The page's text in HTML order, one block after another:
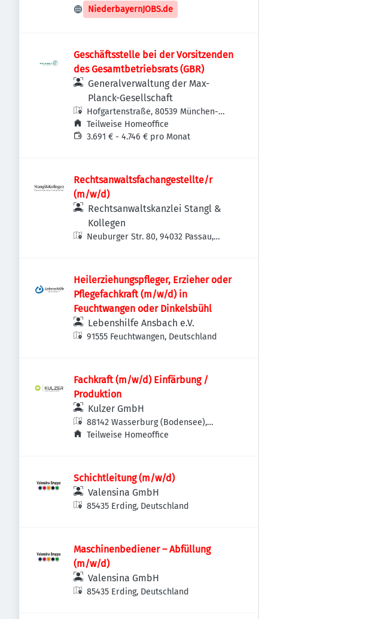
NiederbayernJOBS.de
Geschäftsstelle bei der Vorsitzenden
des Gesamtbetriebsrats (GBR)
Generalverwaltung der Max-
Planck-Gesellschaft
Hofgartenstraße, 80539 München-
Altstadt-Lehel, Deutschland
Teilweise Homeoffice
3.691 € - 4.746 € pro Monat
Rechtsanwaltsfachangestellte/r
(m/w/d)
Rechtsanwaltskanzlei Stangl &
Kollegen
Neuburger Str. 80, 94032 Passau,
Heilerziehungspfleger, Erzieher oder
Pflegefachkraft (m/w/d) in
Feuchtwangen oder Dinkelsbühl
Lebenshilfe Ansbach e.V.
91555 Feuchtwangen, Deutschland
Fachkraft (m/w/d) Einfärbung /
Produktion
Kulzer GmbH
88142 Wasserburg (Bodensee),
Deutschland
Teilweise Homeoffice
Schichtleitung (m/w/d)
Valensina GmbH
85435 Erding, Deutschland
Maschinenbediener – Abfüllung
(m/w/d)
Valensina GmbH
85435 Erding, Deutschland